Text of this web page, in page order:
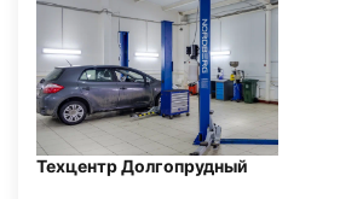
Техцентр Долгопрудный